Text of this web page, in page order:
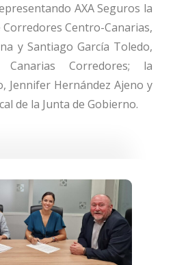
AXA Seguros la
Centro-Canarias,
y Santiago García Toledo,
Corredores; la
Jennifer Hernández Ajeno y
de la Junta de Gobierno.